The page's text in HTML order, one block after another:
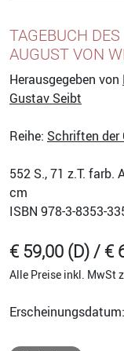
TAGEBUCH
AUGUST VON
Herausgegeben von
Gustav Seibt
Reihe: Schriften der
552 S., 71 z.T. farb.
cm
ISBN 978-3-8353-
€ 59,00 (D) / €
Alle Preise inkl. MwSt